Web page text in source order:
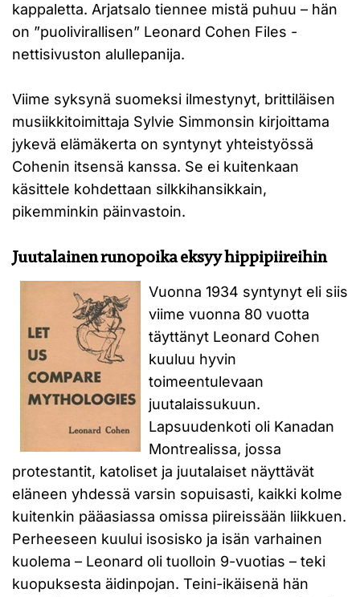
kappaletta. Arjatsalo tiennee mistä puhuu – hän
on ”puolivirallisen” Leonard Cohen Files -
nettisivuston alullepanija.
Viime syksynä suomeksi ilmestynyt, brittiläisen
musiikkitoimittaja Sylvie Simmonsin kirjoittama
jykevä elämäkerta on syntynyt yhteistyössä
Cohenin itsensä kanssa. Se ei kuitenkaan
käsittele kohdettaan silkkihansikkain,
pikemminkin päinvastoin.
Juutalainen runopoika eksyy hippipiireihin
Vuonna 1934 syntynyt eli siis
viime vuonna 80 vuotta
täyttänyt Leonard Cohen
kuuluu hyvin
toimeentulevaan
juutalaissukuun.
Lapsuudenkoti oli Kanadan
Montrealissa, jossa
protestantit, katoliset ja juutalaiset näyttävät
eläneen yhdessä varsin sopuisasti, kaikki kolme
kuitenkin pääasiassa omissa piireissään liikkuen.
Perheeseen kuului isosisko ja isän varhainen
kuolema – Leonard oli tuolloin 9-vuotias – teki
kuopuksesta äidinpojan. Teini-ikäisenä hän